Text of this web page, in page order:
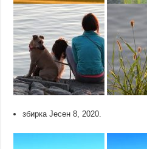
збирка Јесен 8, 2020.